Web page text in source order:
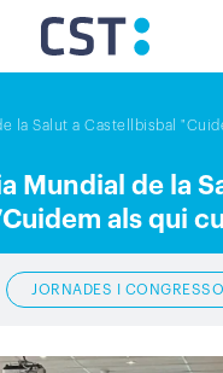
la Salut a Castellbisbal
Mundial de la
als qui
JORNADES I